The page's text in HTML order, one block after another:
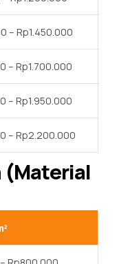
– Rp1.450.000
– Rp1.700.000
– Rp1.950.000
– Rp2.200.000
(Material